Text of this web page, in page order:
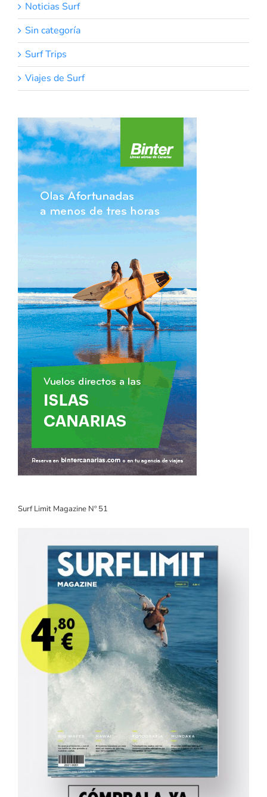
Noticias Surf
Sin categoría
Surf Trips
Viajes de Surf
Surf Limit Magazine Nº 51